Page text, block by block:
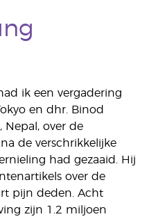
ik een vergadering
en dhr. Binod
over de
de verschrikkelijke
had gezaaid. Hij
over de
pijn deden. Acht
zijn 1.2 miljoen